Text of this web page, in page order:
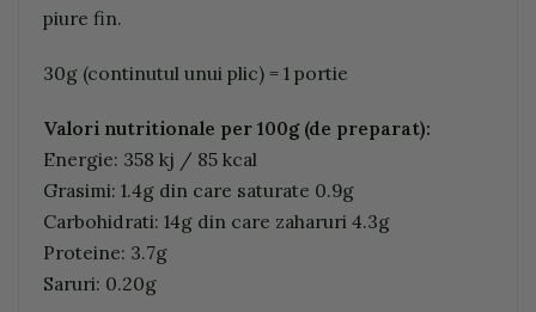
piure fin.
30g (continutul unui plic) = 1 portie
Valori nutritionale per 100g (de preparat):
Energie: 358 kj / 85 kcal
Grasimi: 1.4g din care saturate 0.9g
Carbohidrati: 14g din care zaharuri 4.3g
Proteine: 3.7g
Saruri: 0.20g